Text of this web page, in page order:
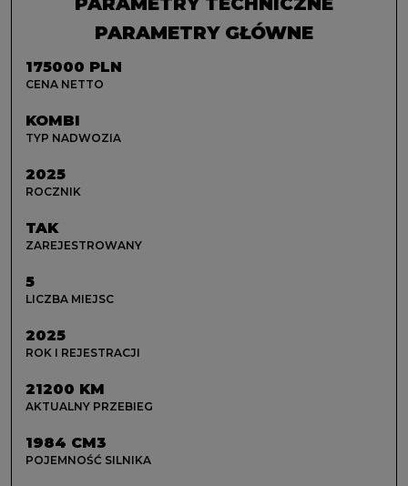
PARAMETRY GŁÓWNE
175000 PLN
CENA NETTO
KOMBI
TYP NADWOZIA
2025
ROCZNIK
TAK
ZAREJESTROWANY
5
LICZBA MIEJSC
2025
ROK I REJESTRACJI
21200 KM
AKTUALNY PRZEBIEG
1984 CM3
POJEMNOŚĆ SILNIKA